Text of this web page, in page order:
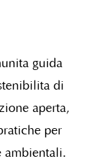
guida
di
aperta,
per
ambientali.